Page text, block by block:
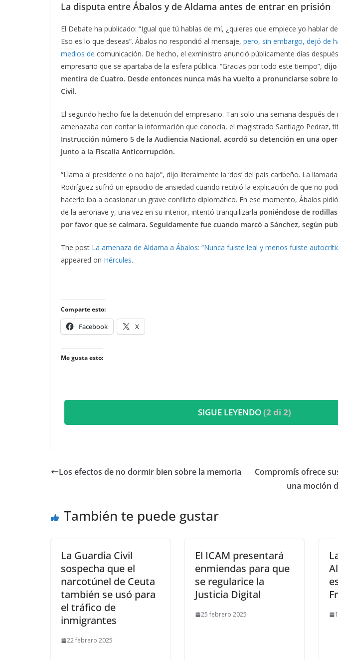
La disputa entre Ábalos y de Aldama antes de entrar en prisión
El Debate ha publicado: “Igual que tú hablas de mí, ¿quieres que empiece yo hablar
Eso es lo que deseas”. Ábalos no respondió al mensaje, pero, sin embargo, dejó de
medios de comunicación. De hecho, el exministro anunció públicamente días
empresario que se apartaba de la esfera pública. “Gracias por todo este tiempo”, dijo
mentira de Cuatro. Desde entonces nunca más ha vuelto a pronunciarse sobre
Civil.
El segundo hecho fue la detención del empresario. Tan solo una semana después
amenazaba con contar la información que conocía, el magistrado Santiago Pedraz,
Instrucción número 5 de la Audiencia Nacional, acordó su detención en una
junto a la Fiscalía Anticorrupción.
“Llama al presidente o no bajo”, dijo literalmente la ‘dos’ del país caribeño. La
Rodríguez sufrió un episodio de ansiedad cuando recibió la explicación de que no
hacerlo iba a ocasionar un grave conflicto diplomático. En ese momento, Ábalos
de la aeronave y, una vez en su interior, intentó tranquilizarla poniéndose de
por favor que se calmara. Seguidamente fue cuando marcó a Sánchez, según
The post La amenaza de Aldama a Ábalos: “Nunca fuiste leal y menos fuiste
appeared on Hércules.
Comparte esto:
Facebook X
Me gusta esto:
SIGUE LEYENDO(2 di 2)
Los efectos de no dormir bien sobre la memoria
Compromís ofrece
una moción
También te puede gustar
La Guardia Civil
sospecha que el
narcotúnel de Ceuta
también se usó para
el tráfico de
inmigrantes
22 febrero 2025
El ICAM presentará
enmiendas para que
se regularice la
Justicia Digital
25 febrero 2025